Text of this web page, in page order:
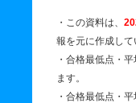
・この資料は、
報を元に作成して
・合格最低点・
ます。
・合格最低点・